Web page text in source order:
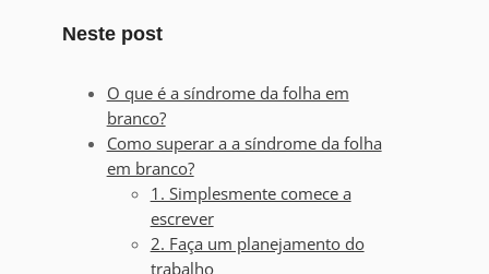
Neste post
O que é a síndrome da folha em
branco?
Como superar a a síndrome da folha
em branco?
1. Simplesmente comece a
escrever
2. Faça um planejamento do
trabalho